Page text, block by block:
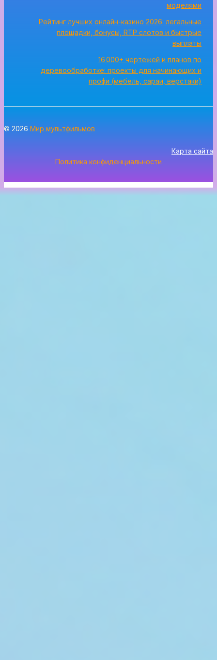
моделями
Рейтинг лучших онлайн-казино 2026: легальные
площадки, бонусы, RTP слотов и быстрые
выплаты
16 000+ чертежей и планов по
деревообработке: проекты для начинающих и
профи (мебель, сараи, верстаки)
© 2026 Мир мультфильмов
Карта сайта
Политика конфиденциальности